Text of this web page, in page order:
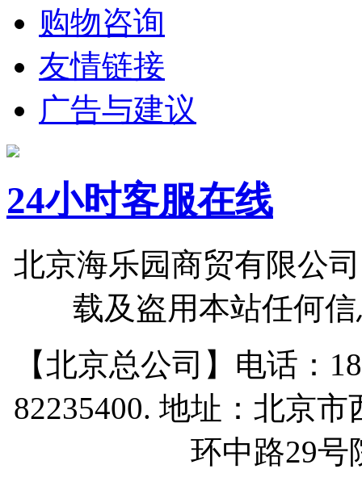
购物咨询
友情链接
广告与建议
24小时客服在线
北京海乐园商贸有限公
载及盗用本站任何
【北京总公司】电话：
82235400. 地址：北京
环中路29号